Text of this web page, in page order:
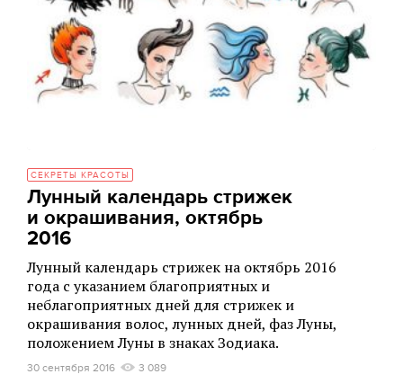
СЕКРЕТЫ КРАСОТЫ
Лунный календарь стрижек
и окрашивания, октябрь
2016
Лунный календарь стрижек на октябрь 2016
года с указанием благоприятных и
неблагоприятных дней для стрижек и
окрашивания волос, лунных дней, фаз Луны,
положением Луны в знаках Зодиака.
30 сентября 2016 3 089